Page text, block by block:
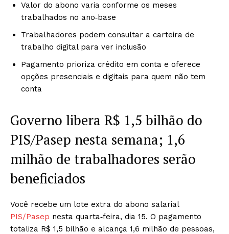
Valor do abono varia conforme os meses
trabalhados no ano‑base
Trabalhadores podem consultar a carteira de
trabalho digital para ver inclusão
Pagamento prioriza crédito em conta e oferece
opções presenciais e digitais para quem não tem
conta
Governo libera R$ 1,5 bilhão do
PIS/Pasep nesta semana; 1,6
milhão de trabalhadores serão
beneficiados
Você recebe um lote extra do abono salarial
PIS/Pasep nesta quarta‑feira, dia 15. O pagamento
totaliza R$ 1,5 bilhão e alcança 1,6 milhão de pessoas,